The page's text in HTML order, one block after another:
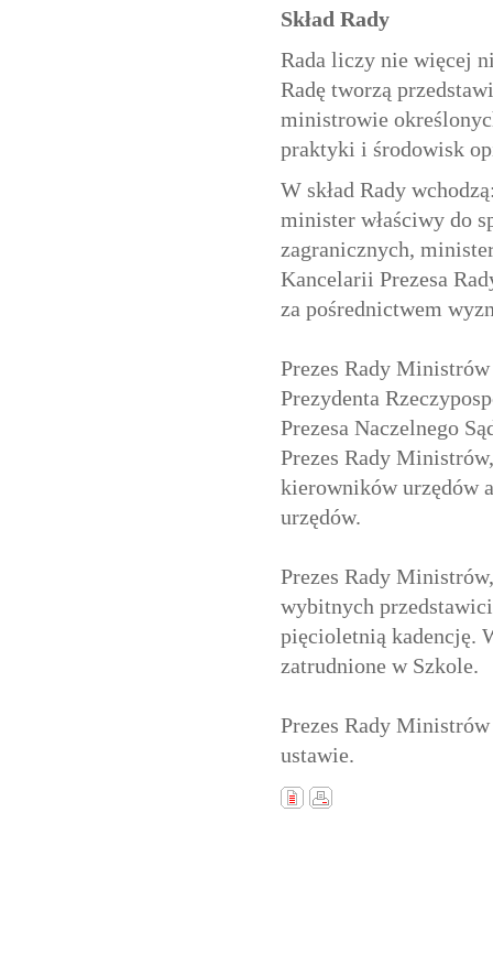
Skład Rady
Rada liczy nie więcej
Radę tworzą
ministrowie
praktyki i środowisk
W skład Rady
minister właściwy do
zagranicznych,
Kancelarii Prezesa
za pośrednictwem
Prezes Rady
Prezydenta
Prezesa Naczelnego
Prezes Rady
kierowników urzędów
urzędów.
Prezes Rady
wybitnych
pięcioletnią kadencję.
zatrudnione w Szkole.
Prezes Rady
ustawie.